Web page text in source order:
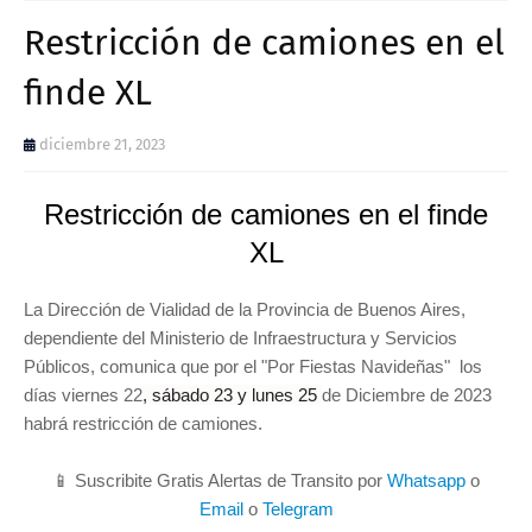
Restricción de camiones en el
finde XL
diciembre 21, 2023
Restricción de camiones en el finde
XL
La Dirección de Vialidad de la Provincia de Buenos Aires,
dependiente del Ministerio de Infraestructura y Servicios
Públicos, comunica que por el "Por Fiestas Navideñas" los
días viernes 22, sábado 23 y lunes 25 de Diciembre de 2023
habrá restricción de camiones.
📱 Suscribite Gratis Alertas de Transito por Whatsapp o
Emailo Telegram